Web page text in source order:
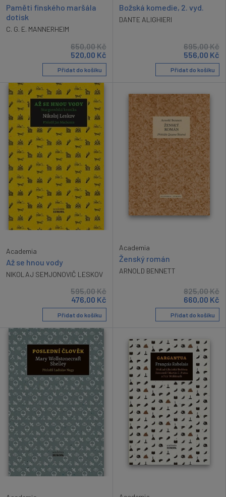
Paměti finského maršála
dotisk
C. G. E. MANNERHEIM
650,00Kč
520,00 Kč
Přidat do košíku
Božská komedie, 2. vyd.
DANTE ALIGHIERI
695,00Kč
556,00 Kč
Přidat do košíku
Academia
Až se hnou vody
NIKOLAJ SEMJONOVIČ LESKOV
595,00Kč
476,00 Kč
Přidat do košíku
Academia
Ženský román
ARNOLD BENNETT
825,00Kč
660,00 Kč
Přidat do košíku